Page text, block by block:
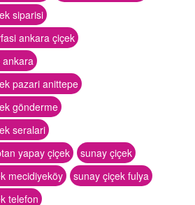
siparisi
ankara çiçek
ankara
pazari anittepe
gönderme
seralari
yapay çiçek
sunay çiçek
mecidiyeköy
sunay çiçek fulya
telefon